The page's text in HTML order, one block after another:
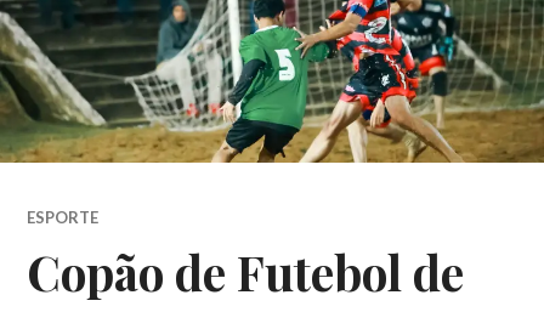
ESPORTE
Copão de Futebol de